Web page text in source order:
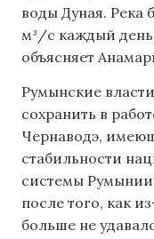
воды Дуная. Река
м³/с каждый
объясняет
Румынские
сохранить в
Чернаводэ,
стабильности
системы
после того, как
больше не